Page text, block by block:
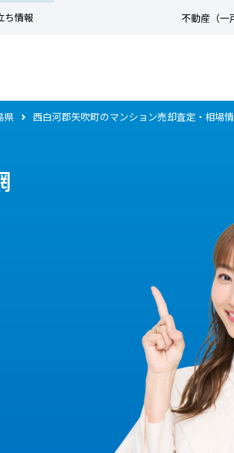
ち情報 不動産（一
県 西白河郡矢吹町のマンション売却査定・相場